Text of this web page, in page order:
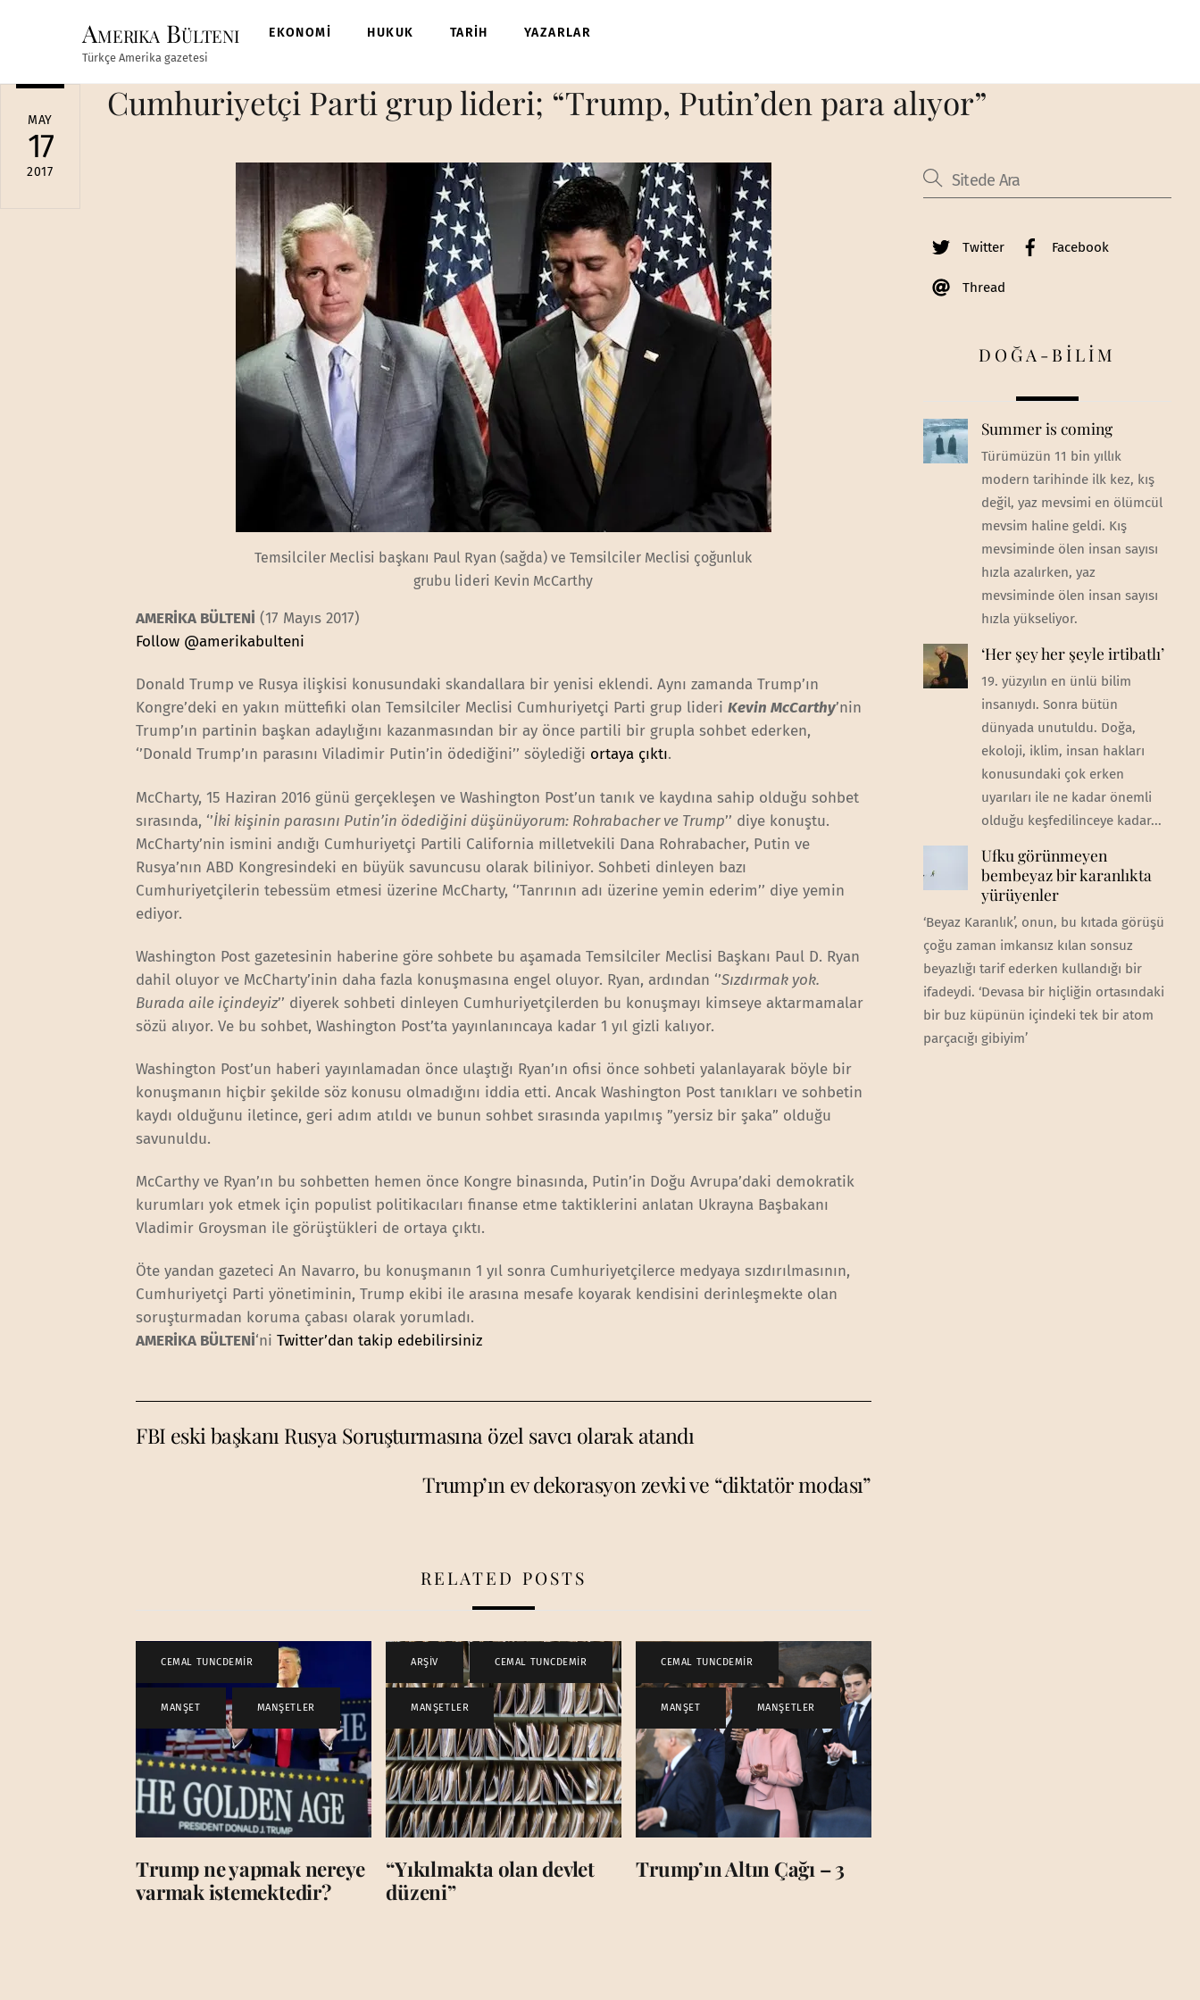
Amerika Bülteni
Türkçe Amerika gazetesi
EKONOMİ HUKUK TARİH YAZARLAR
MAY
17
2017
Cumhuriyetçi Parti grup lideri; “Trump, Putin’den para alıyor”
Temsilciler Meclisi başkanı Paul Ryan (sağda) ve Temsilciler Meclisi çoğunluk
grubu lideri Kevin McCarthy
AMERİKA BÜLTENİ (17 Mayıs 2017)
Follow @amerikabulteni
Donald Trump ve Rusya ilişkisi konusundaki skandallara bir yenisi eklendi. Aynı zamanda Trump’ın
Kongre’deki en yakın müttefiki olan Temsilciler Meclisi Cumhuriyetçi Parti grup lideriKevin McCarthy’nin
Trump’ın partinin başkan adaylığını kazanmasından bir ay önce partili bir grupla sohbet ederken,
‘’Donald Trump’ın parasını Viladimir Putin’in ödediğini’’ söylediği ortaya çıktı.
McCharty, 15 Haziran 2016 günü gerçekleşen ve Washington Post’un tanık ve kaydına sahip olduğu sohbet
sırasında, ‘’İki kişinin parasını Putin’in ödediğini düşünüyorum: Rohrabacher ve Trump’’ diye konuştu.
McCharty’nin ismini andığı Cumhuriyetçi Partili California milletvekili Dana Rohrabacher, Putin ve
Rusya’nın ABD Kongresindeki en büyük savuncusu olarak biliniyor. Sohbeti dinleyen bazı
Cumhuriyetçilerin tebessüm etmesi üzerine McCharty, ‘’Tanrının adı üzerine yemin ederim’’ diye yemin
ediyor.
Washington Post gazetesinin haberine göre sohbete bu aşamada Temsilciler Meclisi Başkanı Paul D. Ryan
dahil oluyor ve McCharty’inin daha fazla konuşmasına engel oluyor. Ryan, ardından ‘’Sızdırmak yok.
Burada aile içindeyiz’’ diyerek sohbeti dinleyen Cumhuriyetçilerden bu konuşmayı kimseye aktarmamalar
sözü alıyor. Ve bu sohbet, Washington Post’ta yayınlanıncaya kadar 1 yıl gizli kalıyor.
Washington Post’un haberi yayınlamadan önce ulaştığı Ryan’ın ofisi önce sohbeti yalanlayarak böyle bir
konuşmanın hiçbir şekilde söz konusu olmadığını iddia etti. Ancak Washington Post tanıkları ve sohbetin
kaydı olduğunu iletince, geri adım atıldı ve bunun sohbet sırasında yapılmış ”yersiz bir şaka” olduğu
savunuldu.
McCarthy ve Ryan’ın bu sohbetten hemen önce Kongre binasında, Putin’in Doğu Avrupa’daki demokratik
kurumları yok etmek için populist politikacıları finanse etme taktiklerini anlatan Ukrayna Başbakanı
Vladimir Groysman ile görüştükleri de ortaya çıktı.
Öte yandan gazeteci An Navarro, bu konuşmanın 1 yıl sonra Cumhuriyetçilerce medyaya sızdırılmasının,
Cumhuriyetçi Parti yönetiminin, Trump ekibi ile arasına mesafe koyarak kendisini derinleşmekte olan
soruşturmadan koruma çabası olarak yorumladı.
AMERİKA BÜLTENİ‘niTwitter’dan takip edebilirsiniz
FBI eski başkanı Rusya Soruşturmasına özel savcı olarak atandı
Trump’ın ev dekorasyon zevki ve “diktatör modası”
RELATED POSTS
CEMAL TUNCDEMİR ,
MANŞET , MANŞETLER
Trump ne yapmak nereye
varmak istemektedir?
ARŞİV , CEMAL TUNCDEMİR ,
MANŞETLER
“Yıkılmakta olan devlet
düzeni”
CEMAL TUNCDEMİR
MANŞET , MANŞETLER
Trump’ın Altın Çağı – 3
Twitter Facebook
Thread
DOĞA-BİLİM
Summer is coming
Türümüzün 11 bin yıllık
modern tarihinde ilk kez, kış
değil, yaz mevsimi en ölümcül
mevsim haline geldi. Kış
mevsiminde ölen insan sayısı
hızla azalırken, yaz
mevsiminde ölen insan sayısı
hızla yükseliyor.
‘Her şey her şeyle irtibatlı’
19. yüzyılın en ünlü bilim
insanıydı. Sonra bütün
dünyada unutuldu. Doğa,
ekoloji, iklim, insan hakları
konusundaki çok erken
uyarıları ile ne kadar önemli
olduğu keşfedilinceye kadar...
Ufku görünmeyen
bembeyaz bir karanlıkta
yürüyenler
‘Beyaz Karanlık’, onun, bu kıtada görüşü
çoğu zaman imkansız kılan sonsuz
beyazlığı tarif ederken kullandığı bir
ifadeydi. ‘Devasa bir hiçliğin ortasındaki
bir buz küpünün içindeki tek bir atom
parçacığı gibiyim’